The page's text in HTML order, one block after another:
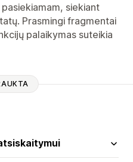
siekiant
Prasmingi fragmentai
palaikymas suteikia